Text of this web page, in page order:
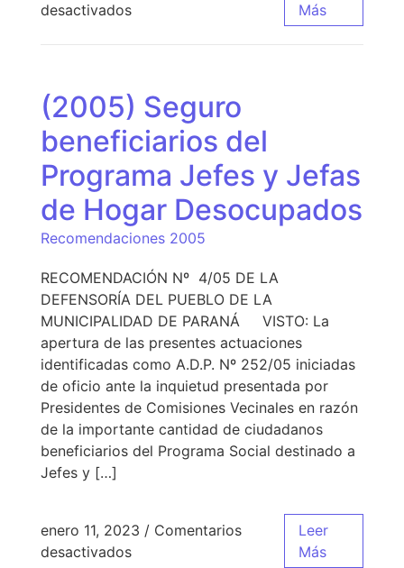
desactivados
Más
(2005) Seguro
beneficiarios del
Programa Jefes y Jefas
de Hogar Desocupados
Recomendaciones 2005
RECOMENDACIÓN Nº 4/05 DE LA
DEFENSORÍA DEL PUEBLO DE LA
MUNICIPALIDAD DE PARANÁ VISTO: La
apertura de las presentes actuaciones
identificadas como A.D.P. Nº 252/05 iniciadas
de oficio ante la inquietud presentada por
Presidentes de Comisiones Vecinales en razón
de la importante cantidad de ciudadanos
beneficiarios del Programa Social destinado a
Jefes y […]
enero 11, 2023 / Comentarios
desactivados
Leer
Más